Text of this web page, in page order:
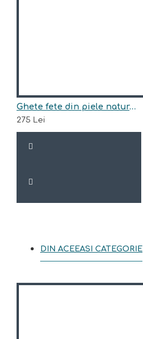
Ghete fete din piele naturala model TRISHA
275 Lei
DIN ACEEASI CATEGORIE